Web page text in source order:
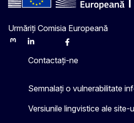
Urmăriți Comisia Europeană
MastodonLinkedInBlueskyFacebook
Contactați-ne
Semnalați o vulnerabilitate
Versiunile lingvistice ale site-